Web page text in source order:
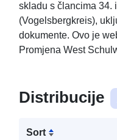
skladu s člancima 34.
(Vogelsbergkreis),
dokumente. Ovo je
Promjena West
Distribucije
Sort